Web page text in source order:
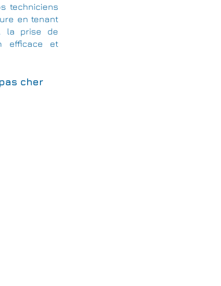
techniciens
en tenant
la prise de
efficace et
cher